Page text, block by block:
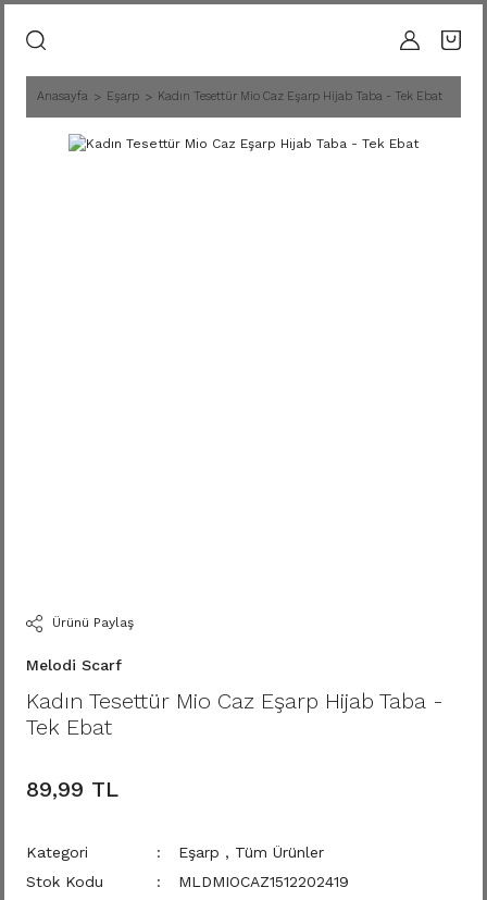
Anasayfa Eşarp Kadın Tesettür Mio Caz Eşarp Hijab Taba - Tek Ebat
Ürünü Paylaş
Melodi Scarf
Kadın Tesettür Mio Caz Eşarp Hijab Taba -
Tek Ebat
89,99 TL
Kategori Eşarp , Tüm Ürünler
Stok Kodu
MLDMIOCAZ1512202419